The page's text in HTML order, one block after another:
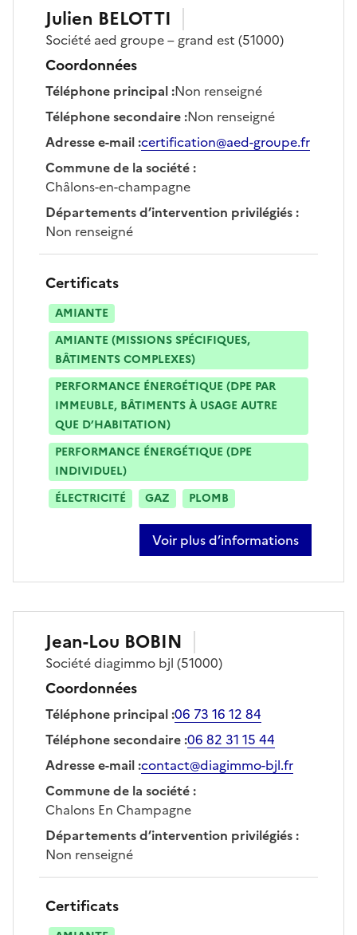
Julien BELOTTI
Société aed groupe – grand est (51000)
Coordonnées
Téléphone principal:Non renseigné
Téléphone secondaire:Non renseigné
Adresse e-mail:certification@aed-groupe.fr
Commune de la société:
Châlons-en-champagne
Départements d’intervention privilégiés:
Non renseigné
Certificats
AMIANTE
AMIANTE (MISSIONS SPÉCIFIQUES,
BÂTIMENTS COMPLEXES)
PERFORMANCE ÉNERGÉTIQUE (DPE PAR
IMMEUBLE, BÂTIMENTS À USAGE AUTRE
QUE D’HABITATION)
PERFORMANCE ÉNERGÉTIQUE (DPE
INDIVIDUEL)
ÉLECTRICITÉ
GAZ PLOMB
Voir plus d’informations
sur julien belotti
Jean-Lou BOBIN
Sociétédiagimmo bjl (51000)
Coordonnées
Téléphone principal:06 73 16 12 84
Téléphone secondaire:06 82 31 15 44
Adresse e-mail:contact@diagimmo-bjl.fr
Commune de la société:
Chalons En Champagne
Départements d’intervention privilégiés:
Non renseigné
Certificats